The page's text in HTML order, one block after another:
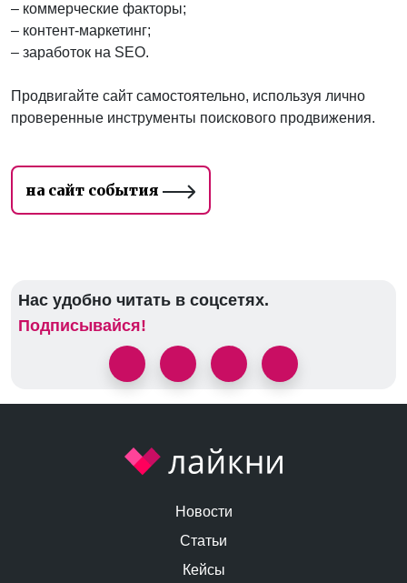
– коммерческие факторы;
– контент-маркетинг;
– заработок на SEO.
Продвигайте сайт самостоятельно, используя лично
проверенные инструменты поискового продвижения.
на сайт события
Нас удобно читать в соцсетях.
Подписывайся!
Новости
Статьи
Кейсы